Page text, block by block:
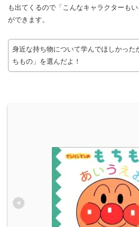
も出てくるので「こんなキャラクターも
ができます。
身近な持ち物について学んでほしかった
ちもの」を選んだよ！